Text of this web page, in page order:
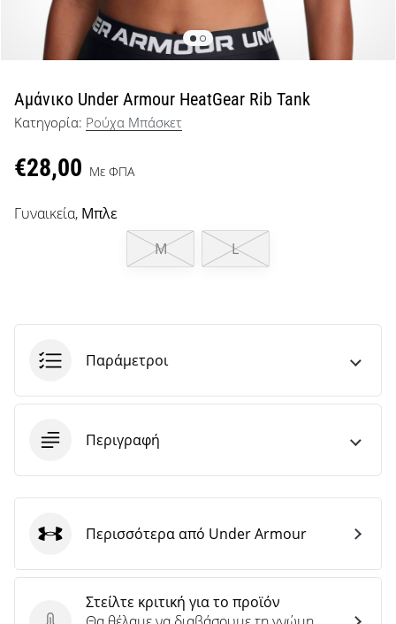
μπάσκετ
Είσαι
λάτρης
μπάσκετ
όπως
εμείς;
μαζί
ως
πρεσβευτής
Εμφάνιση
άρθρων
Αμάνικο Under Armour HeatGear Rib Tank
Κατηγορία: Ρούχα Μπάσκετ
€28,00 Με ΦΠΑ
Γυναικεία, Μπλε
M
L
Παράμετροι
Περιγραφή
Στείλτε κριτική για το προϊόν
Under Armour
Περισσότερα από Under Armour